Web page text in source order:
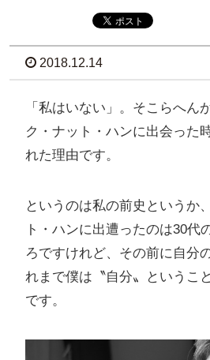
2018.12.14
「私はいない」。そこらへん
ク・ナット・ハンに出会った
れた理由です。
というのは私の前史というか
ト・ハンに出遭ったのは30代
ろですけれど、その前に自分
れまで僕は〝自分〟というこ
です。